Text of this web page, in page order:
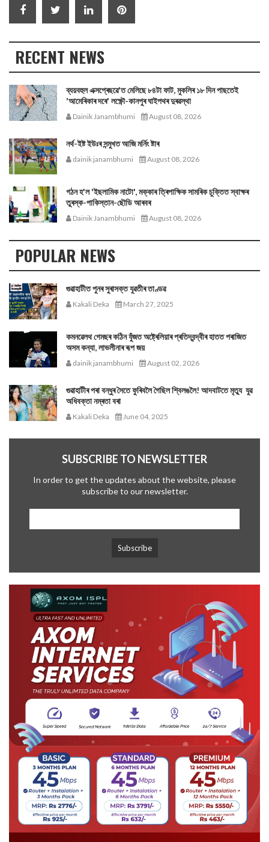
RECENT NEWS
ব্যয়বহুল এক্সপ্ৰেছৱে'ত মেলিছে ৮৪টা ফাট, মুকলিৰ ১৮ দিন পাছতেই
'আমেৰিকাৰ দৰে' লক্ষ্ণৌ-কানপুৰ ঘাইপথৰ দুৰৱস্থা
Dainik Janambhumi August 08, 2026
নর্থ-ইষ্ট ইউঃৰ সন্মুখত আজি মর্নিং ষ্টাৰ
dainik janambhumi August 08, 2026
গঠন হ'ল 'ইছলামিক নাটো', মক্কাৰ ত্ৰিপাক্ষিক সামৰিক চুক্তিত স্বাক্ষৰ
তুৰস্ক-পাকিস্তান-ছৌডি আৰবৰ
Dainik Janambhumi August 08, 2026
POPULAR NEWS
গুৱাহাটীত পুনৰ সুৰাসক্ত যুৱতীৰ তাণ্ডৱ
Kakali Deka March 27, 2025
কমনৱেলথ গেমছৰ কঠিন যুঁজত অষ্ট্ৰেলিয়াৰ প্ৰতিদ্বন্দ্বীৰ হাতত পৰাজিত
অসম কন্যা, লাভলীনাৰ ৰূপ জয়
dainik janambhumi August 02, 2026
গুৱাহাটীৰ পৰা বন্ধুৰ সৈতে ফুৰিবলৈ গৈছিল শ্বিলঙলৈ! আদবাটতে মৃত্যু যুৱ
অধিবক্তা নম্ৰতা বৰা
Kakali Deka June 04, 2025
SUBSCRIBE TO NEWSLETTER
In order to get the updates about the website, please
subscribe to our newsletter.